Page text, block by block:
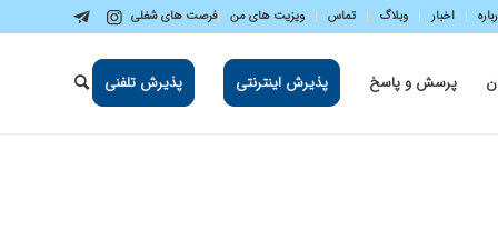
اخبار وبلاگ تماس ویزیت های من فرصت های شغلی
پرسش و پاسخ پذیرش اینترنتی پذیرش تلفنی